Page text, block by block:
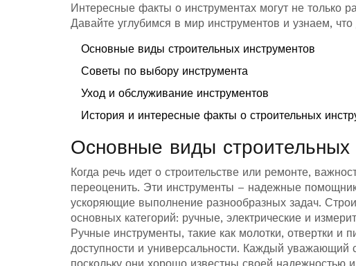
Интересные факты о инструментах могут не только
Давайте углубимся в мир инструментов и узнаем,
Основные виды строительных инструментов
Советы по выбору инструмента
Уход и обслуживание инструментов
История и интересные факты о строительных
Основные виды строительных
Когда речь идет о строительстве или ремонте,
переоценить. Эти инструменты – надежные
ускоряющие выполнение разнообразных задач.
основных категорий: ручные, электрические и
Ручные инструменты, такие как молотки, отвертки
доступности и универсальности. Каждый